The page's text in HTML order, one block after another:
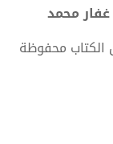
الكتاب محفوظة